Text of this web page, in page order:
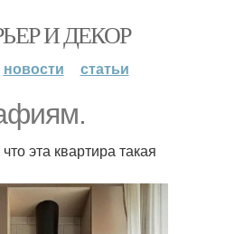
И ДЕКОР
новости статьи
эта квартира такая